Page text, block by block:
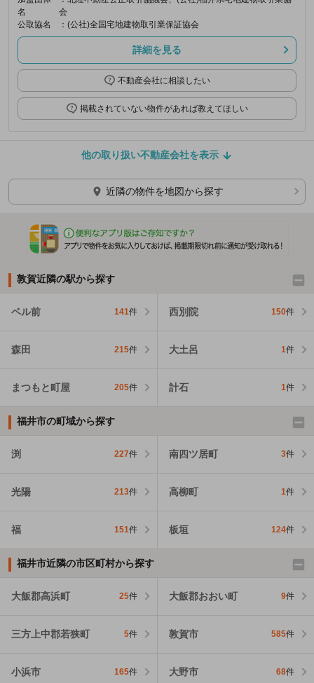
名
会
公取協名
：(公社)全国宅地建物取引業保証協会
詳細を見る
不動産会社に相談したい
掲載されていない物件があれば教えてほしい
他の取り扱い不動産会社を表示
近隣の物件を地図から探す
敦賀近隣の駅から探す
ベル前 141件 西別院 150件
森田 215件 大土呂 1件
まつもと町屋 205件 計石 1件
福井市の町域から探す
渕 227件 南四ツ居町 3件
光陽 213件 高柳町 1件
福 151件 板垣 124件
福井市近隣の市区町村から探す
大飯郡高浜町 25件 大飯郡おおい町 9件
三方上中郡若狭町 5件 敦賀市 585件
小浜市 165件 大野市 68件